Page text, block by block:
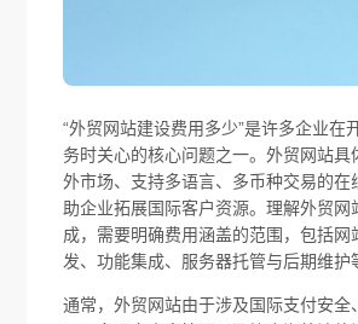
“外贸网站建设费用多少”是许多企业在
务时关心的核心问题之一。外贸网站具
外市场、支持多语言、多币种交易的在
助企业拓展国际客户资源。理解外贸网
成，需要明确费用涵盖的范围，包括网
发、功能集成、服务器托管与后期维护
通常，外贸网站由于涉及国际支付安全